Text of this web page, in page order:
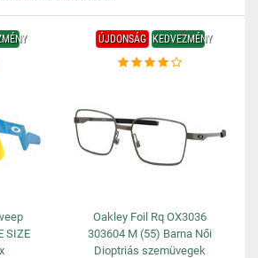
SIZE
ÚJDONSÁG KEDVEZMÉNY
Oakley Foil Rq OX3036
303604 M (55) Barna Női
Dioptriás szemüvegek